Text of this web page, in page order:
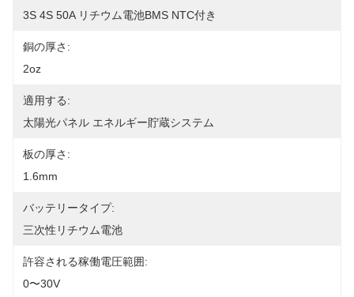
3S 4S 50A リチウム電池BMS NTC付き
銅の厚さ:
2oz
適用する:
太陽光パネル エネルギー貯蔵システム
板の厚さ:
1.6mm
バッテリータイプ:
三次性リチウム電池
許容される稼働電圧範囲:
0〜30V